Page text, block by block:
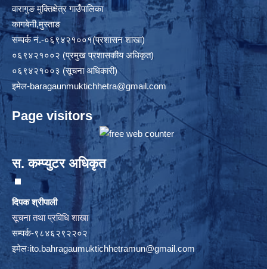
वारागुङ मुक्तिक्षेत्र गाउँपालिका
कागबेनी,मुस्ताङ
सम्पर्क नं.-०६९४२१००१(प्रशासन शाखा)
०६९४२१००२ (प्रमुख प्रशासकीय अधिकृत)
०६९४२१००३ (सूचना अधिकारी)
इमेल-baragaunmuktichhetra@gmail.com
Page visitors
स. कम्प्युटर अधिकृत
दिपक श्रीपाली
सूचना तथा प्रविधि शाखा
सम्पर्क-९८४६२९२२०२
इमेलःito.bahragaumuktichhetramun@gmail.com